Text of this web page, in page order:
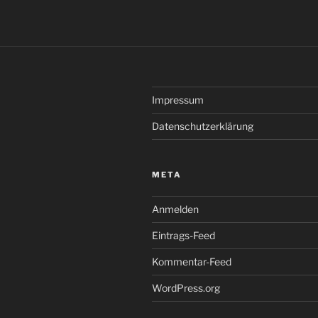
Impressum
Datenschutzerklärung
META
Anmelden
Eintrags-Feed
Kommentar-Feed
WordPress.org